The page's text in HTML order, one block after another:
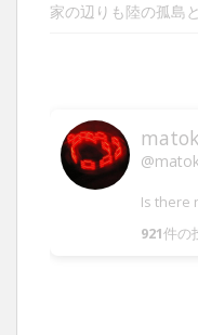
家の辺りも陸の孤島
Is there
921件の